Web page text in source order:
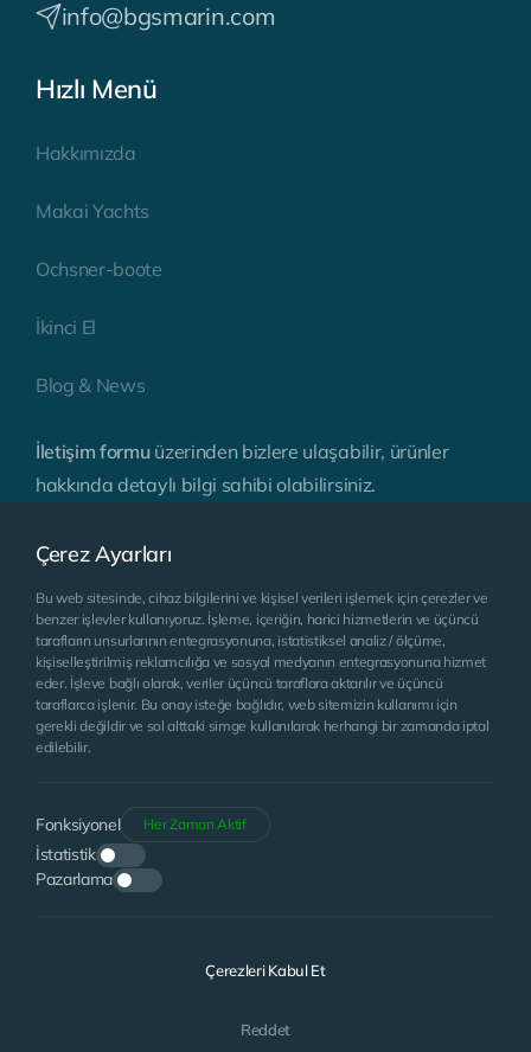
info@bgsmarin.com
Hızlı Menü
Hakkımızda
Makai Yachts
Ochsner-boote
İkinci El
Blog & News
İletişim formuüzerinden bizlere ulaşabilir, ürünler
hakkında detaylı bilgi sahibi olabilirsiniz.
Aydınlatma Metni’niOkudum. Kabul ediyorum.
GÖNDER
Çerez Ayarları
Bu web sitesinde, cihaz bilgilerini ve kişisel verileri işlemek için çerezler ve
benzer işlevler kullanıyoruz. İşleme, içeriğin, harici hizmetlerin ve üçüncü
tarafların unsurlarının entegrasyonuna, istatistiksel analiz / ölçüme,
kişiselleştirilmiş reklamcılığa ve sosyal medyanın entegrasyonuna hizmet
eder. İşleve bağlı olarak, veriler üçüncü taraflara aktarılır ve üçüncü
taraflarca işlenir. Bu onay isteğe bağlıdır, web sitemizin kullanımı için
gerekli değildir ve sol alttaki simge kullanılarak herhangi bir zamanda iptal
edilebilir.
Fonksiyonel Her Zaman Aktif
İstatistik
Pazarlama
Çerezleri Kabul Et
Reddet